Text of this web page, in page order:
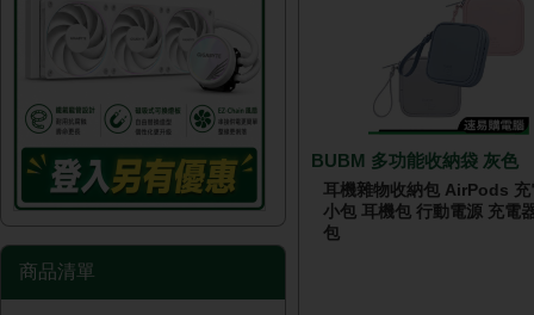
商品清單
BUBM 多功能收納袋 灰色
耳機雜物收納包 AirPods 充
小包 耳機包 行動電源 充電
包